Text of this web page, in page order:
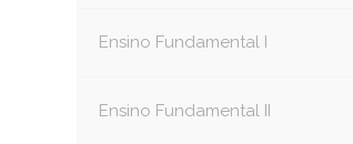
Ensino Fundamental I
Ensino Fundamental II